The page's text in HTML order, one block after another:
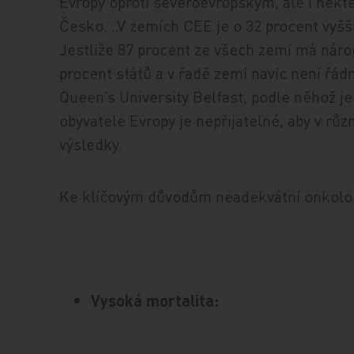
Česko. „V zemích CEE je o 32 procent
Jestliže 87 procent ze všech zemí má
procent států a v řadě zemí navíc není
Queen’s University Belfast, podle něhož
obyvatele Evropy je nepřijatelné, aby v
výsledky.
Ke klíčovým důvodům neadekvátní
Vysoká mortalita: